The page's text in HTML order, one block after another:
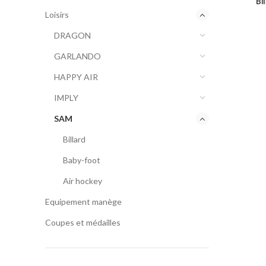
Loisirs
DRAGON
GARLANDO
HAPPY AIR
IMPLY
SAM
Billard
Baby-foot
Air hockey
Equipement manège
Coupes et médailles